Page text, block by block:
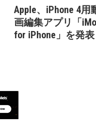
Apple、iPhone 4用
画編集アプリ「
for iPhone」を発表